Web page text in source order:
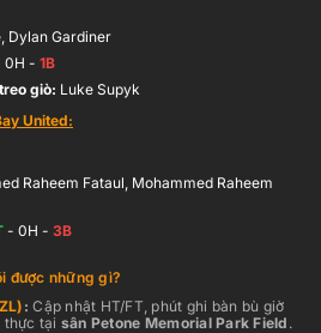
Dylan Gardiner
0H - 1B
giò: Luke Supyk
United:
Raheem Fataul, Mohammed Raheem
- 0H - 3B
được những gì?
: Cập nhật HT/FT, phút ghi bàn bù giờ
thực tại sân Petone Memorial Park Field .